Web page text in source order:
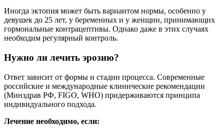
Иногда эктопия может быть вариантом нормы, особенно у
девушек до 25 лет, у беременных и у женщин, принимающих
гормональные контрацептивы. Однако даже в этих случаях
необходим регулярный контроль.
Нужно ли лечить эрозию?
Ответ зависит от формы и стадии процесса. Современные
российские и международные клинические рекомендации
(Минздрав РФ, FIGO, WHO) придерживаются принципа
индивидуального подхода.
Лечение необходимо, если: